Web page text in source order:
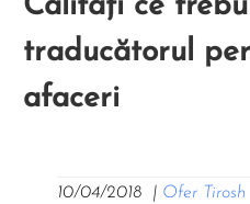
Calități ce
traducătorul
afaceri
10/04/2018 | Ofer Tirosh